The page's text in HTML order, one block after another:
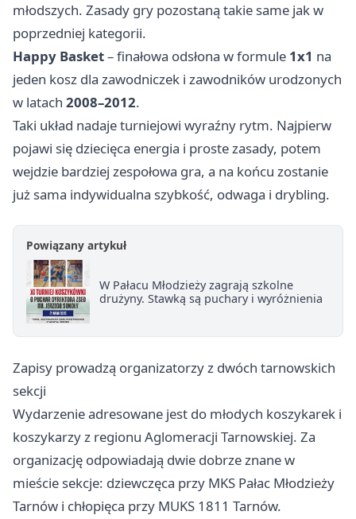
młodszych. Zasady gry pozostaną takie same jak w
poprzedniej kategorii.
Happy Basket– finałowa odsłona w formule 1x1 na
jeden kosz dla zawodniczek i zawodników urodzonych
w latach 2008–2012.
Taki układ nadaje turniejowi wyraźny rytm. Najpierw
pojawi się dziecięca energia i proste zasady, potem
wejdzie bardziej zespołowa gra, a na końcu zostanie
już sama indywidualna szybkość, odwaga i drybling.
Powiązany artykuł
W Pałacu Młodzieży zagrają szkolne
drużyny. Stawką są puchary i wyróżnienia
Zapisy prowadzą organizatorzy z dwóch tarnowskich
sekcji
Wydarzenie adresowane jest do młodych koszykarek i
koszykarzy z regionu Aglomeracji Tarnowskiej. Za
organizację odpowiadają dwie dobrze znane w
mieście sekcje: dziewczęca przy MKS Pałac Młodzieży
Tarnów i chłopięca przy MUKS 1811 Tarnów.